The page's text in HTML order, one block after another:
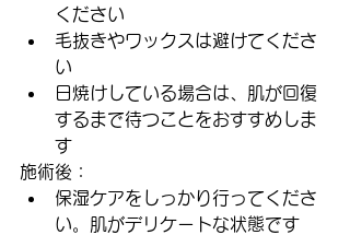
ください
毛抜きやワックスは避けてくださ
い
日焼けしている場合は、肌が回復
するまで待つことをおすすめしま
す
施術後：
保湿ケアをしっかり行ってくださ
い。肌がデリケートな状態です